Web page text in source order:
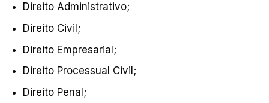
Direito Administrativo;
Direito Civil;
Direito Empresarial;
Direito Processual Civil;
Direito Penal;